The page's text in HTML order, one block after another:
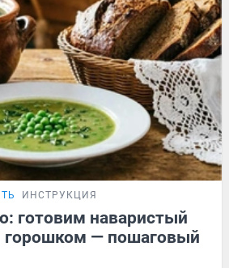
ИНСТРУКЦИЯ
готовим наваристый
горошком — пошаговый